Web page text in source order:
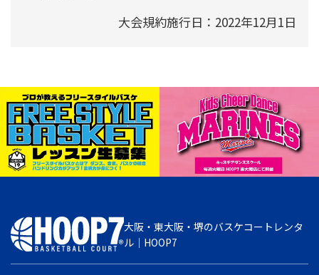
大会規約施行日：2022年12月1日
大阪・東大阪・堺のバスケコートレンタ
ル｜HOOP7